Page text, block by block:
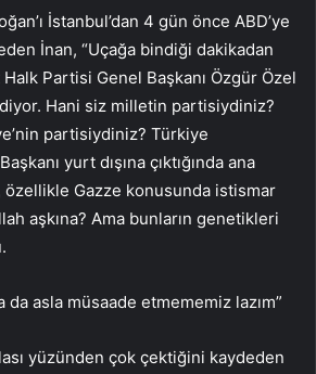
İstanbul’dan 4 gün önce ABD’ye
İnan, “Uçağa bindiği dakikadan
Partisi Genel Başkanı Özgür Özel
Hani siz milletin partisiydiniz?
partisiydiniz? Türkiye
yurt dışına çıktığında ana
Gazze konusunda istismar
aşkına? Ama bunların genetikleri
da asla müsaade etmememiz lazım”
yüzünden çok çektiğini kaydeden